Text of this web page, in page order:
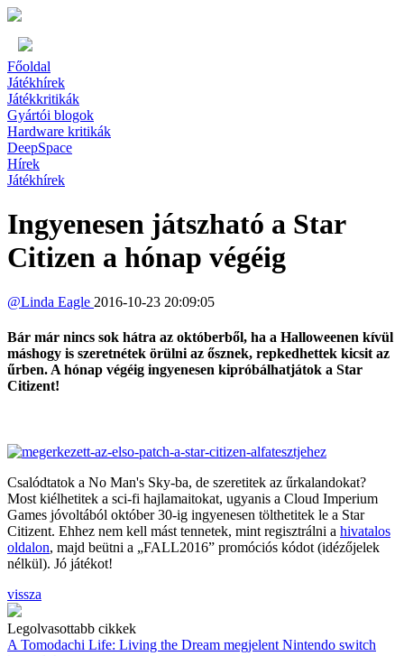
Főoldal
Játékhírek
Játékkritikák
Gyártói blogok
Hardware kritikák
DeepSpace
Hírek
Játékhírek
Ingyenesen játszható a Star
Citizen a hónap végéig
@Linda Eagle 2016-10-23 20:09:05
Bár már nincs sok hátra az októberből, ha a Halloweenen kívül
máshogy is szeretnétek örülni az ősznek, repkedhettek kicsit az
űrben. A hónap végéig ingyenesen kipróbálhatjátok a Star
Citizent!
Csalódtatok a No Man's Sky-ba, de szeretitek az űrkalandokat?
Most kiélhetitek a sci-fi hajlamaitokat, ugyanis a Cloud Imperium
Games jóvoltából október 30-ig ingyenesen tölthetitek le a Star
Citizent. Ehhez nem kell mást tennetek, mint regisztrálni a hivatalos
oldalon, majd beütni a „FALL2016” promóciós kódot (idézőjelek
nélkül). Jó játékot!
vissza
Legolvasottabb cikkek
A Tomodachi Life: Living the Dream megjelent Nintendo switch